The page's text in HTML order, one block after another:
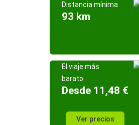
Distancia mínima
93 km
El viaje más
barato
Desde 11,48 €
Ver precios